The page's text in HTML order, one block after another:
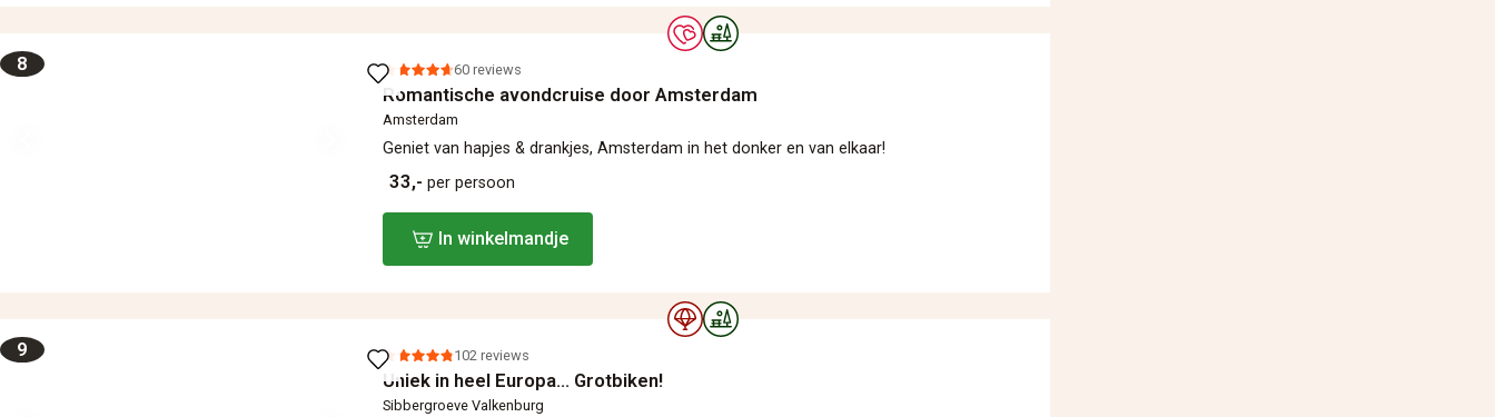
8 60 reviews
Romantische avondcruise door Amsterdam
Amsterdam
Geniet van hapjes & drankjes, Amsterdam in het donker en van elkaar!
33,- per persoon
In winkelmandje
9 102 reviews
Uniek in heel Europa... Grotbiken!
Sibbergroeve Valkenburg